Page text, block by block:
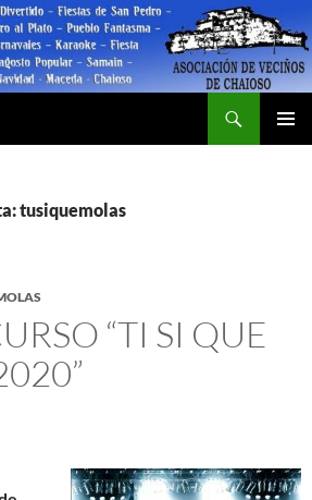
tusiquemolas
“TI SI QUE